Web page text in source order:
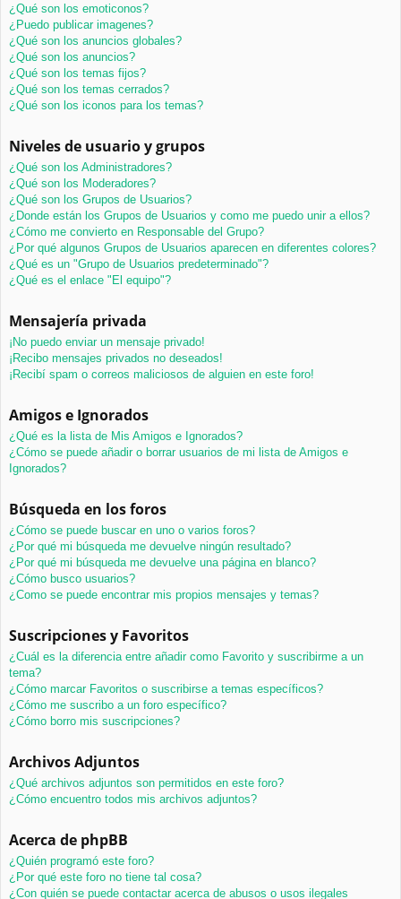
¿Qué son los emoticonos?
¿Puedo publicar imagenes?
¿Qué son los anuncios globales?
¿Qué son los anuncios?
¿Qué son los temas fijos?
¿Qué son los temas cerrados?
¿Qué son los iconos para los temas?
Niveles de usuario y grupos
¿Qué son los Administradores?
¿Qué son los Moderadores?
¿Qué son los Grupos de Usuarios?
¿Donde están los Grupos de Usuarios y como me puedo unir a ellos?
¿Cómo me convierto en Responsable del Grupo?
¿Por qué algunos Grupos de Usuarios aparecen en diferentes colores?
¿Qué es un "Grupo de Usuarios predeterminado"?
¿Qué es el enlace "El equipo"?
Mensajería privada
¡No puedo enviar un mensaje privado!
¡Recibo mensajes privados no deseados!
¡Recibí spam o correos maliciosos de alguien en este foro!
Amigos e Ignorados
¿Qué es la lista de Mis Amigos e Ignorados?
¿Cómo se puede añadir o borrar usuarios de mi lista de Amigos e
Ignorados?
Búsqueda en los foros
¿Cómo se puede buscar en uno o varios foros?
¿Por qué mi búsqueda me devuelve ningún resultado?
¿Por qué mi búsqueda me devuelve una página en blanco?
¿Cómo busco usuarios?
¿Como se puede encontrar mis propios mensajes y temas?
Suscripciones y Favoritos
¿Cuál es la diferencia entre añadir como Favorito y suscribirme a un
tema?
¿Cómo marcar Favoritos o suscribirse a temas específicos?
¿Cómo me suscribo a un foro específico?
¿Cómo borro mis suscripciones?
Archivos Adjuntos
¿Qué archivos adjuntos son permitidos en este foro?
¿Cómo encuentro todos mis archivos adjuntos?
Acerca de phpBB
¿Quién programó este foro?
¿Por qué este foro no tiene tal cosa?
¿Con quién se puede contactar acerca de abusos o usos ilegales